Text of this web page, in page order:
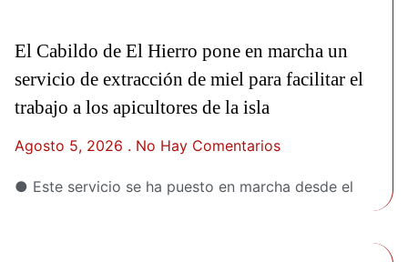
El Cabildo de El Hierro pone en marcha un
servicio de extracción de miel para facilitar el
trabajo a los apicultores de la isla
Agosto 5, 2026 No Hay Comentarios
● Este servicio se ha puesto en marcha desde el